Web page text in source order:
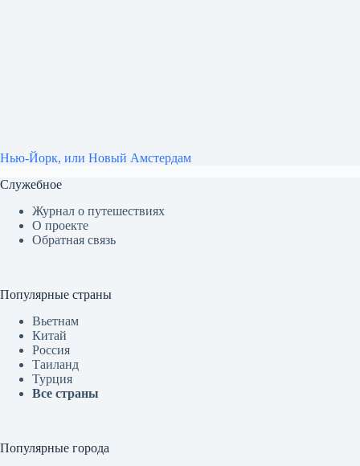
Нью-Йорк, или Новый Амстердам
Служебное
Журнал о путешествиях
О проекте
Обратная связь
Популярные страны
Вьетнам
Китай
Россия
Таиланд
Турция
Все страны
Популярные города